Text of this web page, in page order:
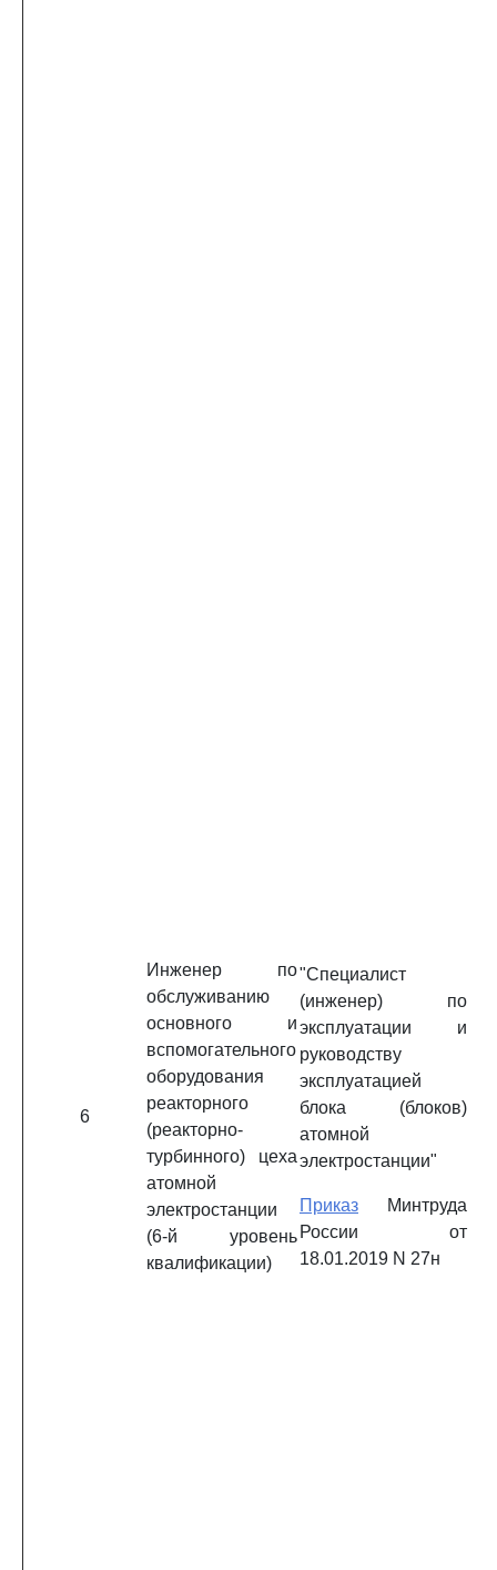
6
Инженер по
обслуживанию
основного и
вспомогательного
оборудования
реакторного
(реакторно-
турбинного) цеха
атомной
электростанции
(6-й уровень
квалификации)
"Специалист
(инженер) по
эксплуатации и
руководству
эксплуатацией
блока (блоков)
атомной
электростанции"
Приказ Минтруда
России от
18.01.2019 N 27н